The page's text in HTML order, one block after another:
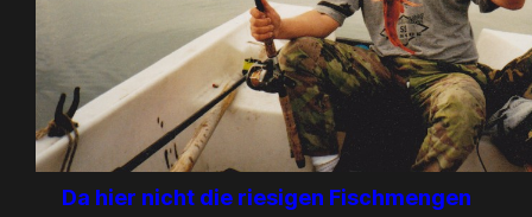
Da hier nicht die riesigen Fischmengen